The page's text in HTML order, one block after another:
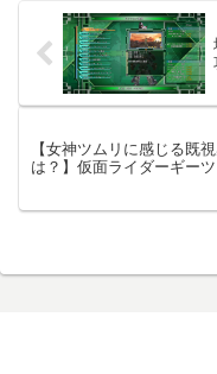
TVシリーズの1エピソード
は今回が初めて。つまり今
【女神ツムリに感じる既
は？】仮面ライダーギー